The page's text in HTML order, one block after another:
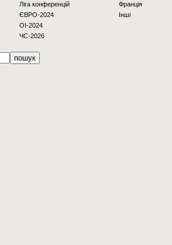
Ліга конференцій
ЄВРО-2024
OI-2024
ЧС-2026
Франція
Інші